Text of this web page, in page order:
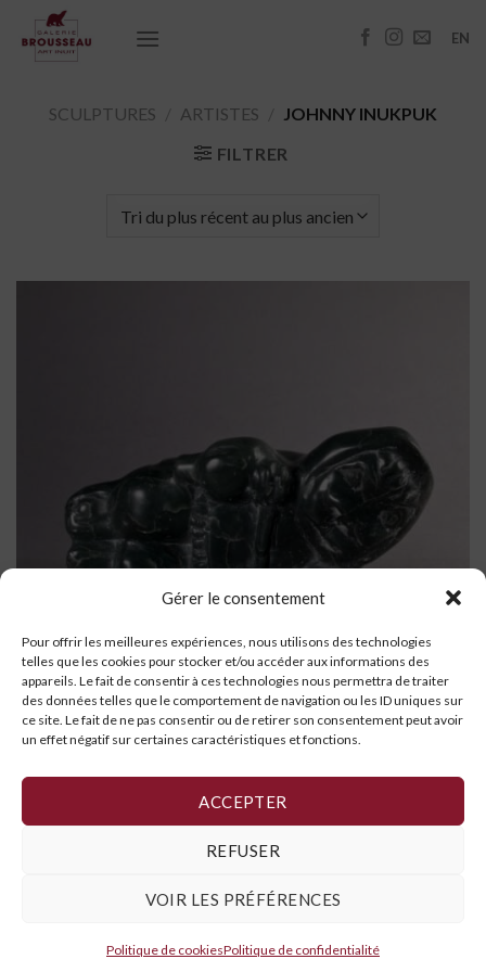
Gérer le consentement
Pour offrir les meilleures expériences, nous utilisons des technologies
telles que les cookies pour stocker et/ou accéder aux informations des
appareils. Le fait de consentir à ces technologies nous permettra de traiter
des données telles que le comportement de navigation ou les ID uniques sur
ce site. Le fait de ne pas consentir ou de retirer son consentement peut avoir
un effet négatif sur certaines caractéristiques et fonctions.
ACCEPTER
REFUSER
VOIR LES PRÉFÉRENCES
Politique de cookiesPolitique de confidentialité
Passer
contenu
EN
SCULPTURES ARTISTES
JOHNNY INUKPUK
FILTRER
LIRE LA SUITE
Politique de cookies,Déclaration de confidentialité
Copyright 2026 ©Galerie Art Inuit Brousseau